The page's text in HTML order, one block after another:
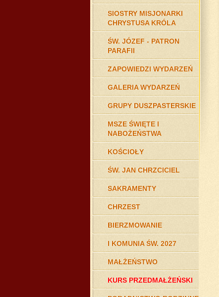
SIOSTRY MISJONARKI
CHRYSTUSA KRÓLA
ŚW. JÓZEF - PATRON
PARAFII
ZAPOWIEDZI WYDARZEŃ
GALERIA WYDARZEŃ
GRUPY DUSZPASTERSKIE
MSZE ŚWIĘTE I
NABOŻEŃSTWA
KOŚCIOŁY
ŚW. JAN CHRZCICIEL
SAKRAMENTY
CHRZEST
BIERZMOWANIE
I KOMUNIA ŚW. 2027
MAŁŻEŃSTWO
KURS PRZEDMAŁŻEŃSKI